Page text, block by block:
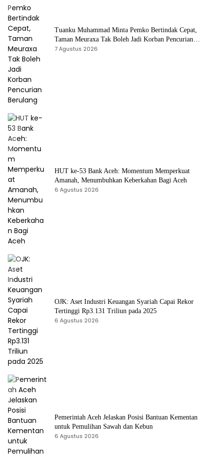
Tuanku Muhammad Minta Pemko Bertindak Cepat,
Taman Meuraxa Tak Boleh Jadi Korban Pencurian
Berulang
7 Agustus 2026
HUT ke-53 Bank Aceh: Momentum Memperkuat
Amanah, Menumbuhkan Keberkahan Bagi Aceh
6 Agustus 2026
OJK: Aset Industri Keuangan Syariah Capai Rekor
Tertinggi Rp3.131 Triliun pada 2025
6 Agustus 2026
Pemerintah Aceh Jelaskan Posisi Bantuan Kementan
untuk Pemulihan Sawah dan Kebun
6 Agustus 2026